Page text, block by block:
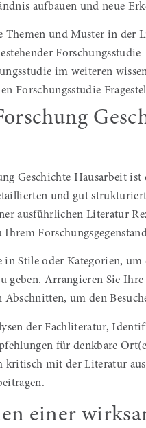
aufbauen und neue
und Muster in der
Forschungsstudie
im weiteren
Forschungsstudie
Geschichte Hausarbeit
und gut
ausführlichen Literatur
in Stile oder Kategorien,
geben. Arrangieren Sie
um den
der Fachliteratur,
für denkbare
mit der Literatur
einer